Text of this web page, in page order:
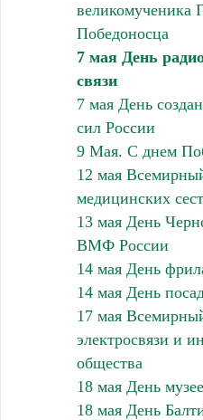
великомученика
Победоносца
7 мая День
связи
7 мая День
сил России
9 Мая. С днем
12 мая
медицинских
13 мая День
ВМФ России
14 мая День
14 мая День
17 мая
электросвязи и
общества
18 мая День
18 мая День